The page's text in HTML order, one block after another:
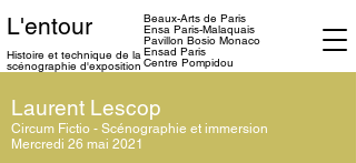
L'entour
Histoire et technique de la
scénographie d'exposition
Beaux-Arts de Paris
Ensa Paris-Malaquais
Pavillon Bosio Monaco
Ensad Paris
Centre Pompidou
Laurent Lescop
Circum Fictio - Scénographie et immersion
Mercredi 26 mai 2021